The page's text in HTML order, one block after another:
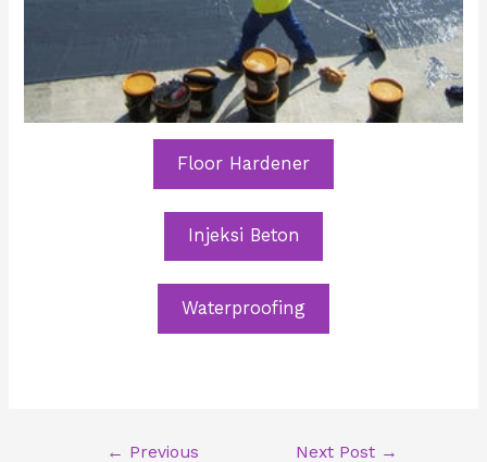
Floor Hardener
Injeksi Beton
Waterproofing
Post
← Previous Next Post →